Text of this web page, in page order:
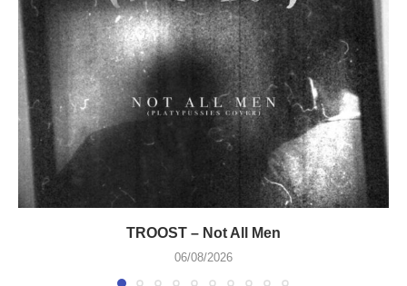
TROOST – Not All Men
06/08/2026